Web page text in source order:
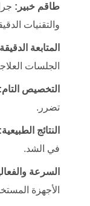
طاقم خبير:
والتقنيات
المتابعة
الجلسات
التخصيص التام:
تضرر.
النتائج الطبيعية:
في الشد.
السرعة
الأجهزة